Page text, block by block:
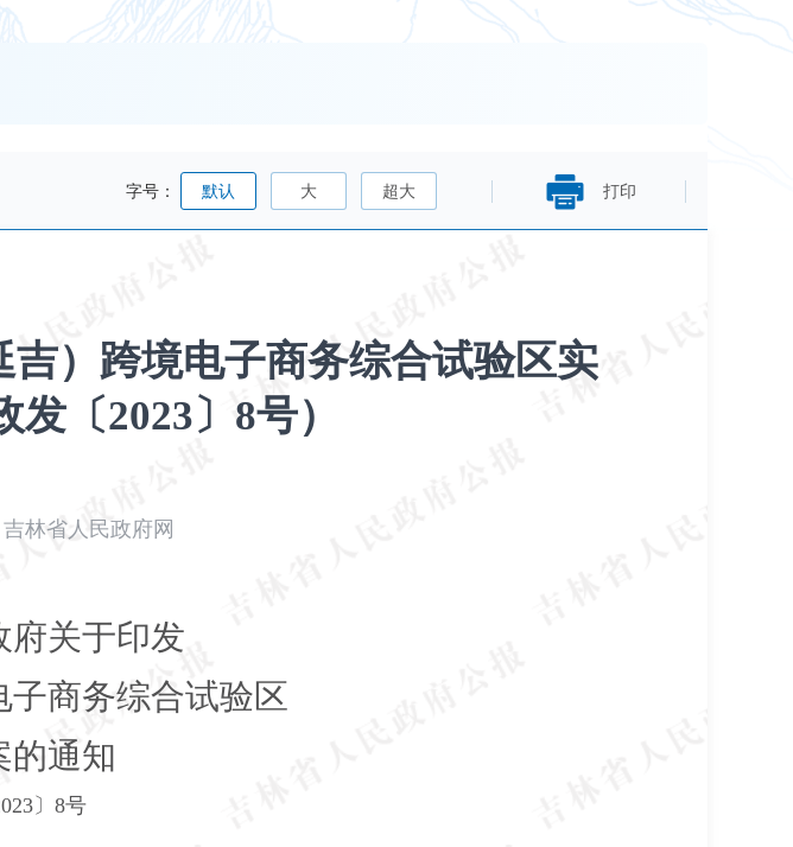
打印
字号： 默认 大 超大
）跨境电子商务综合试验区实
〔2023〕8号）
吉林省人民政府网
府关于印发
商务综合试验区
的通知
〕 8号